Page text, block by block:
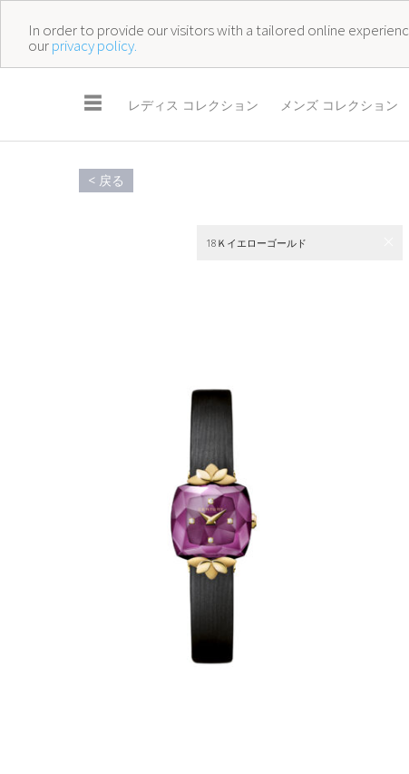
In order to provide our visitors with a tailored online
ourprivacy policy.
☰ レディス コレクション メンズ コレクション
< 戻る
18Ｋイエローゴールド